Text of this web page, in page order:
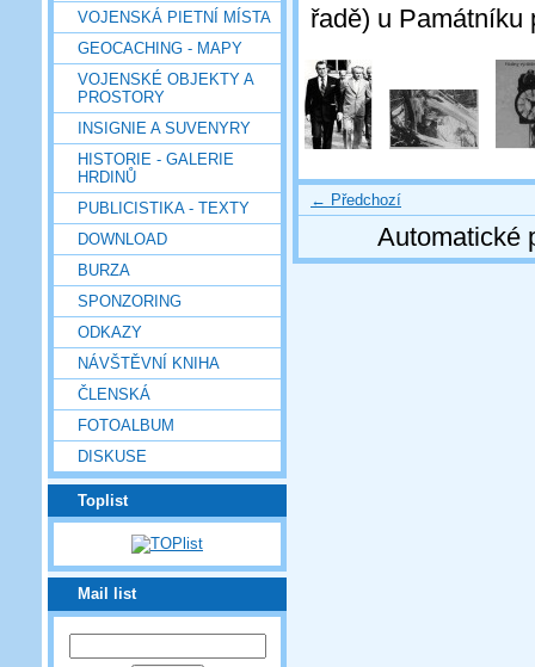
VOJENSKÁ PIETNÍ MÍSTA
GEOCACHING - MAPY
VOJENSKÉ OBJEKTY A
PROSTORY
INSIGNIE A SUVENYRY
HISTORIE - GALERIE
HRDINŮ
PUBLICISTIKA - TEXTY
DOWNLOAD
BURZA
SPONZORING
ODKAZY
NÁVŠTĚVNÍ KNIHA
ČLENSKÁ
FOTOALBUM
DISKUSE
Toplist
Mail list
řadě) u Památníku
← Předchozí
Automatické